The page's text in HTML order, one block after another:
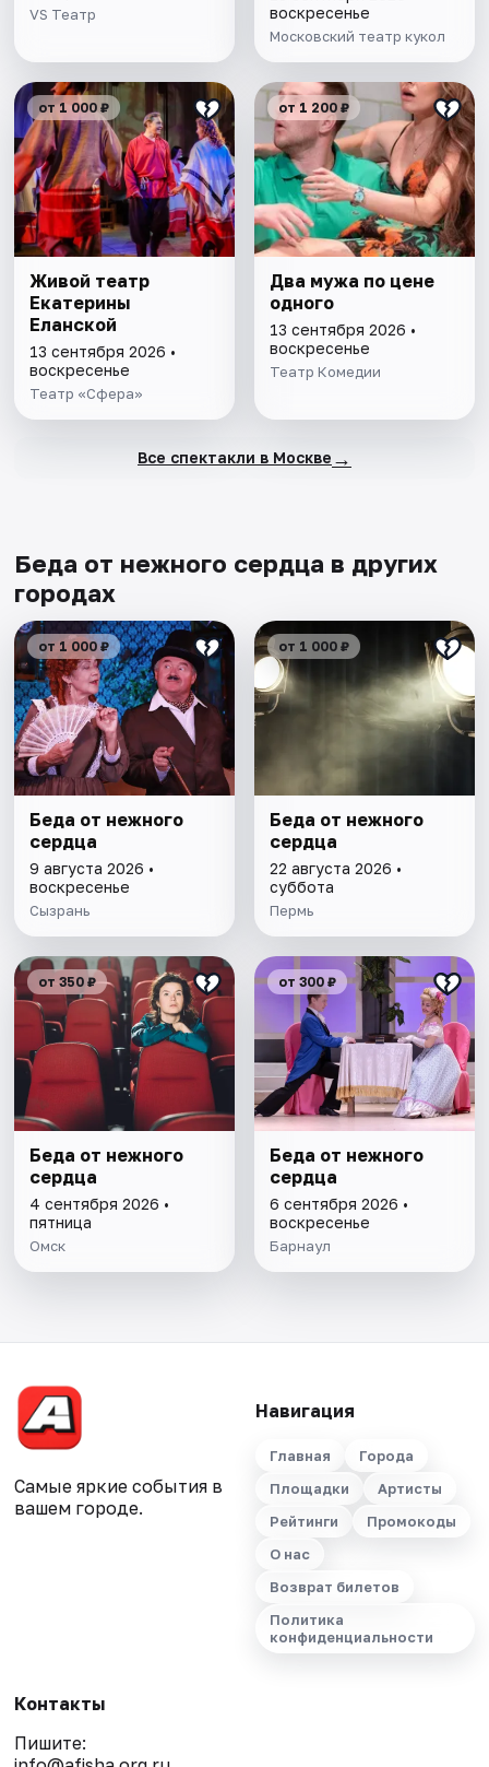
VS Театр
воскресенье
Московский театр кукол
от 1 000 ₽
Живой театр
Екатерины
Еланской
13 сентября 2026 •
воскресенье
Театр «Сфера»
от 1 200 ₽
Два мужа по цене
одного
13 сентября 2026 •
воскресенье
Театр Комедии
Все спектакли в Москве →
Беда от нежного сердца в других
городах
от 1 000 ₽
Беда от нежного
сердца
9 августа 2026 •
воскресенье
Сызрань
от 1 000 ₽
Беда от нежного
сердца
22 августа 2026 •
суббота
Пермь
от 350 ₽
Беда от нежного
сердца
4 сентября 2026 •
пятница
Омск
от 300 ₽
Беда от нежного
сердца
6 сентября 2026 •
воскресенье
Барнаул
Самые яркие события в
вашем городе.
Навигация
Главная
Города
Площадки
Артисты
Рейтинги
Промокоды
О нас
Возврат билетов
Политика
конфиденциальности
Контакты
Пишите: